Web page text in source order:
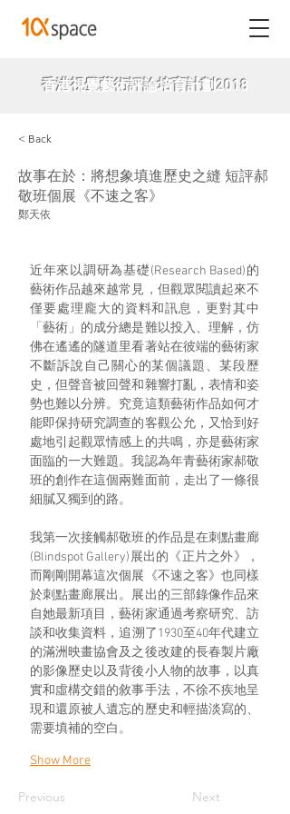
香港視覺藝術評論培育計劃2018
< Back
故事在於：將想象填進歷史之縫 短評郝
敬班個展《不速之客》
鄭天依
近年來以調研為基礎(Research Based)的
藝術作品越來越常見，但觀眾閱讀起來不
僅要處理龐大的資料和訊息，更對其中
「藝術」的成分總是難以投入、理解，仿
佛在遙遙的隧道里看著站在彼端的藝術家
不斷訴說自己關心的某個議題、某段歷
史，但聲音被回聲和雜響打亂，表情和姿
勢也難以分辨。究竟這類藝術作品如何才
能即保持研究調查的客觀公允，又恰到好
處地引起觀眾情感上的共鳴，亦是藝術家
面臨的一大難題。我認為年青藝術家郝敬
班的創作在這個兩難面前，走出了一條很
細膩又獨到的路。
我第一次接觸郝敬班的作品是在刺點畫廊
(Blindspot Gallery)展出的《正片之外》，
而剛剛開幕這次個展《不速之客》也同樣
於刺點畫廊展出。展出的三部錄像作品來
自她最新項目，藝術家通過考察研究、訪
談和收集資料，追溯了1930至40年代建立
的滿洲映畫協會及之後改建的長春製片廠
的影像歷史以及背後小人物的故事，以真
實和虛構交錯的敘事手法，不徐不疾地呈
現和還原被人遺忘的歷史和輕描淡寫的、
需要填補的空白。
Show More
Previous Next